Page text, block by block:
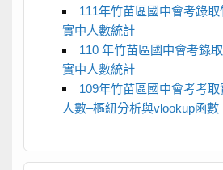
111年竹苗區國中會考錄
實中人數統計
110 年竹苗區國中會考錄
實中人數統計
109年竹苗區國中會考考
人數–樞紐分析與vlookup函數